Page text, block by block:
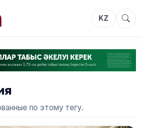
KZ
по этому тегу.